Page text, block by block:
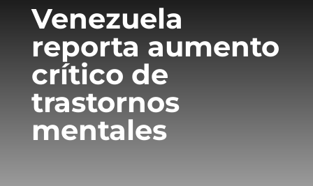
Venezuela
reporta aumento
crítico de
trastornos
mentales